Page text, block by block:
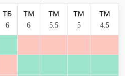
ТБ
6
ТМ
6
ТМ
5.5
ТМ
5
ТМ
4.5